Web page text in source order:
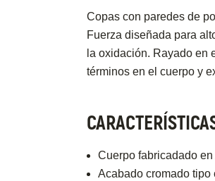
Copas con paredes de
Fuerza diseñada para
la oxidación. Rayado en
términos en el cuerpo y
Cuerpo fabricadado
Acabado cromado